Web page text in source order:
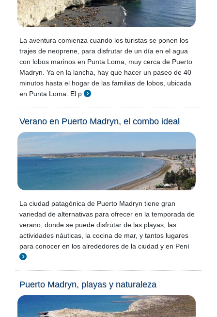
La aventura comienza cuando los turistas se ponen los
trajes de neoprene, para disfrutar de un día en el agua
con lobos marinos en Punta Loma, muy cerca de Puerto
Madryn. Ya en la lancha, hay que hacer un paseo de 40
minutos hasta el hogar de las familias de lobos, ubicada
en Punta Loma. El p
Verano en Puerto Madryn, el combo ideal
La ciudad patagónica de Puerto Madryn tiene gran
variedad de alternativas para ofrecer en la temporada de
verano, donde se puede disfrutar de las playas, las
actividades náuticas, la cocina de mar, y tantos lugares
para conocer en los alrededores de la ciudad y en Pení
Puerto Madryn, playas y naturaleza